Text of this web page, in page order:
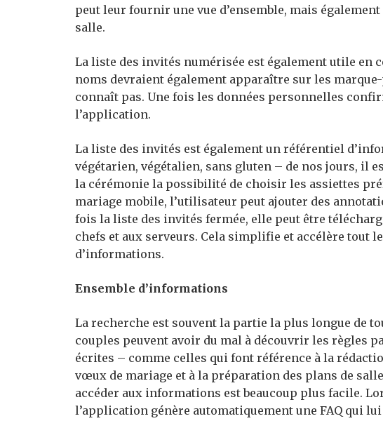
peut leur fournir une vue d’ensemble, mais
salle.
La liste des invités numérisée est également utile en
noms devraient également apparaître sur les
connaît pas. Une fois les données personnelles
l’application.
La liste des invités est également un référentiel
végétarien, végétalien, sans gluten – de nos jours, il
la cérémonie la possibilité de choisir les assiettes
mariage mobile, l’utilisateur peut ajouter des
fois la liste des invités fermée, elle peut être
chefs et aux serveurs. Cela simplifie et accélère tout
d’informations.
Ensemble d’informations
La recherche est souvent la partie la plus longue de
couples peuvent avoir du mal à découvrir les règles
écrites – comme celles qui font référence à la
vœux de mariage et à la préparation des plans de
accéder aux informations est beaucoup plus facile.
l’application génère automatiquement une FAQ qui lui